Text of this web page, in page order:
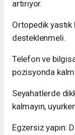
artırıyor.
Ortopedik yastık
desteklenmeli.
Telefon ve
pozisyonda
Seyahatlerde
kalmayın,
Egzersiz yapın: